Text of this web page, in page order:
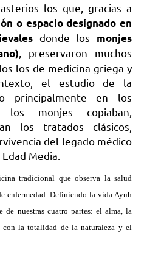
los que, gracias a
o espacio designado en
donde los monjes
, preservaron muchos
los de medicina griega y
el estudio de la
principalmente en los
los monjes copiaban,
los tratados clásicos,
del legado médico
Media.
tradicional que observa la salud
enfermedad. Definiendo la vida Ayuh
nuestras cuatro partes: el alma, la
con la totalidad de la naturaleza y el